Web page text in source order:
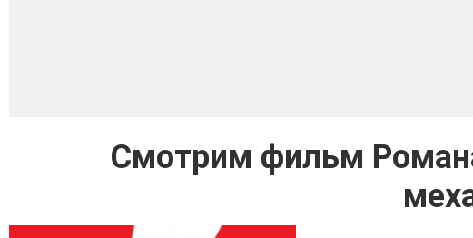
Смотрим фильм